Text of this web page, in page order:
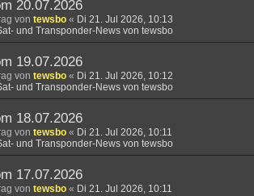
20.07.2026
von tewsbo « Di 21. Jul 2026, 10:13
und Transponder-News von tewsbo
19.07.2026
von tewsbo « Di 21. Jul 2026, 10:12
und Transponder-News von tewsbo
18.07.2026
von tewsbo « Di 21. Jul 2026, 10:11
und Transponder-News von tewsbo
17.07.2026
von tewsbo « Di 21. Jul 2026, 10:11